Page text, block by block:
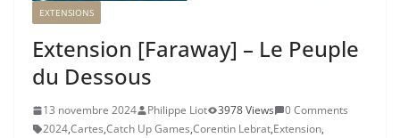
EXTENSIONS
Extension [Faraway] – Le Peuple
du Dessous
13 novembre 2024 Philippe Liot 3978 Views
0 Comments
2024,Cartes,Catch Up Games,Corentin Lebrat,Extension,